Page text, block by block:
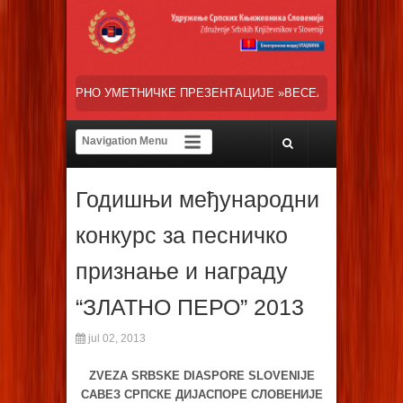
»ВЕСЕЛИ ДАНИ СРПСКЕ ДИЈАСПОРЕ« НАША ТРЕНУТНА
Годишњи међународни
конкурс за песничко
признање и награду
“ЗЛАТНО ПЕРО” 2013
jul 02, 2013
ZVEZA SRBSKE DIASPORE SLOVENIJE
САВЕЗ СРПСКЕ ДИЈАСПОРЕ СЛОВЕНИЈЕ